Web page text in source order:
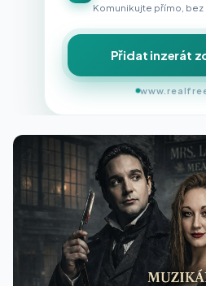
Komunikujte přímo,
Přidat inzerát